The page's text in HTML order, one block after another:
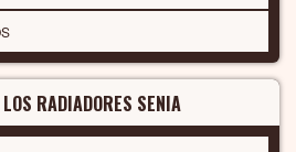
RADIADORES SENIA